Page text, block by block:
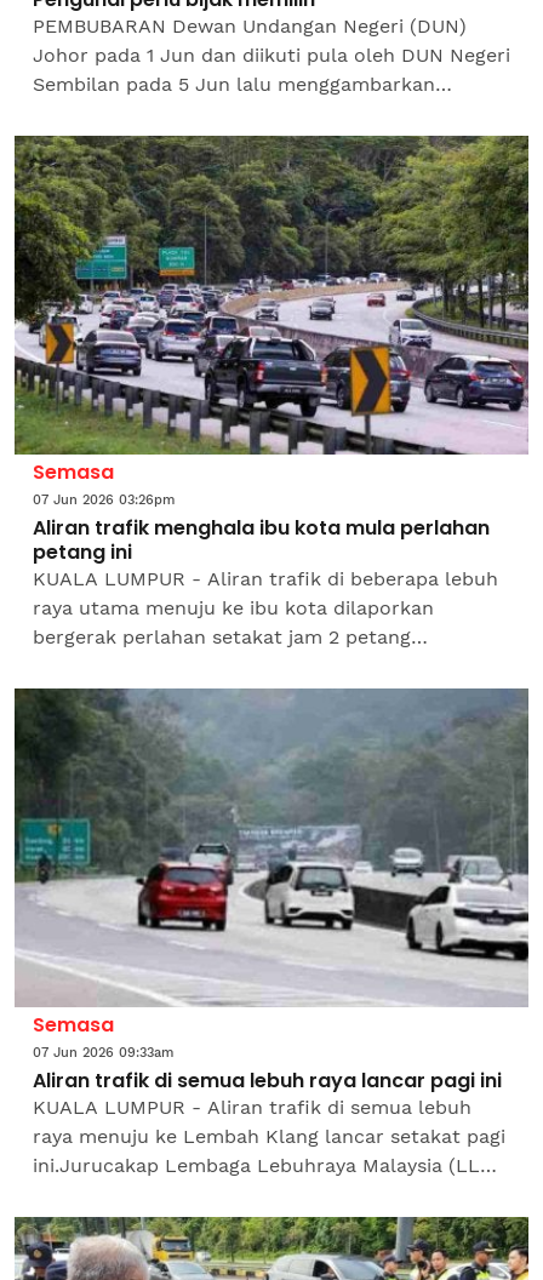
PEMBUBARAN Dewan Undangan Negeri (DUN)
Johor pada 1 Jun dan diikuti pula oleh DUN Negeri
Sembilan pada 5 Jun lalu menggambarkan
dirasai.Selepas pembubaran ini,...
Semasa
07 Jun 2026 03:26pm
Aliran trafik menghala ibu kota mula perlahan
petang ini
KUALA LUMPUR - Aliran trafik di beberapa lebuh
raya utama menuju ke ibu kota dilaporkan
bergerak perlahan setakat jam 2 petang
berkata, pertambahan...
Semasa
07 Jun 2026 09:33am
Aliran trafik di semua lebuh raya lancar pagi ini
KUALA LUMPUR - Aliran trafik di semua lebuh
raya menuju ke Lembah Klang lancar setakat pagi
ini.Jurucakap Lembaga Lebuhraya Malaysia (LLM)
tengah hari...